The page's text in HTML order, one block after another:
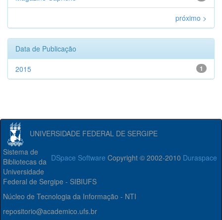
próximo >
Data de Publicação
1
2015
UNIVERSIDADE FEDERAL DE SERGIPE
DSpace Software Copyright © 2002-2010 Duraspace
Sistema de
Bibliotecas da
Universidade
Federal de Sergipe - SIBIUFS
Núcleo de Tecnologia da Informação - NTI
repositorio@academico.ufs.br